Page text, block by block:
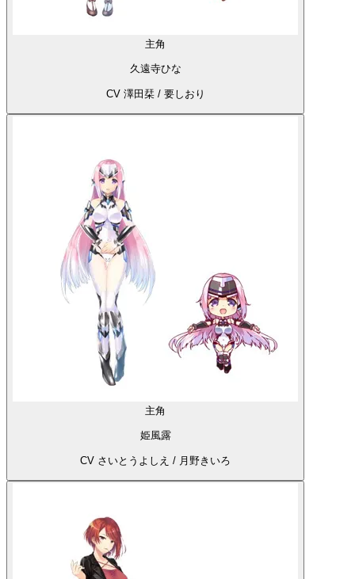
主角
久遠寺ひな
CV 澤田栞 / 要しおり
主角
姫風露
CV さいとうよしえ / 月野きいろ